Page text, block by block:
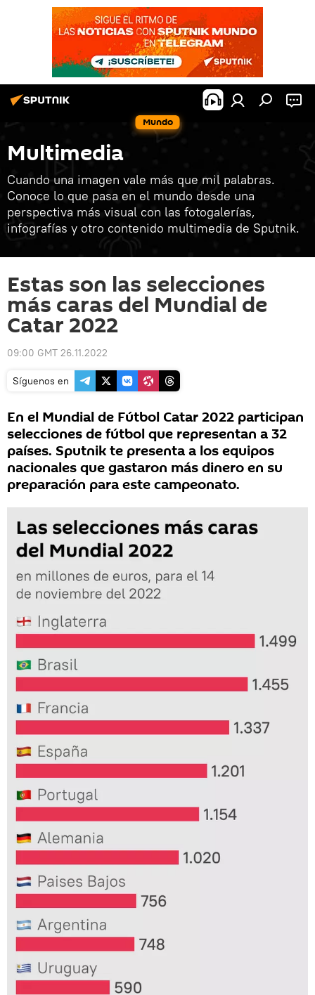
Mundo
Multimedia
Cuando una imagen vale más que mil palabras.
Conoce lo que pasa en el mundo desde una
perspectiva más visual con las fotogalerías,
infografías y otro contenido multimedia de Sputnik.
Estas son las selecciones
más caras del Mundial de
Catar 2022
09:00 GMT 26.11.2022
Síguenos en
En el Mundial de Fútbol Catar 2022 participan
selecciones de fútbol que representan a 32
países. Sputnik te presenta a los equipos
nacionales que gastaron más dinero en su
preparación para este campeonato.